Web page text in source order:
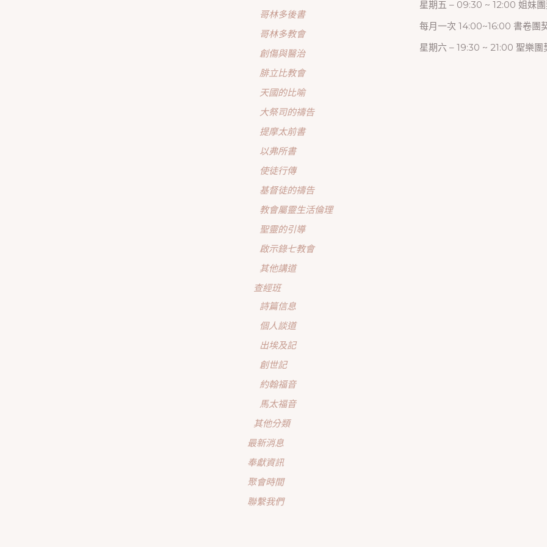
哥林多後書
哥林多教會
創傷與醫治
腓立比教會
天國的比喻
大祭司的禱告
提摩太前書
以弗所書
使徒行傳
基督徒的禱告
教會屬靈生活倫理
聖靈的引導
啟示錄七教會
其他講道
查經班
詩篇信息
個人談道
出埃及記
創世記
約翰福音
馬太福音
其他分類
最新消息
奉獻資訊
聚會時間
聯繫我們
星期五 – 09:30 ~ 12:00 姐妹
每月一次 14:00~16:00 書卷團
星期六 – 19:30 ~ 21:00 聖樂團